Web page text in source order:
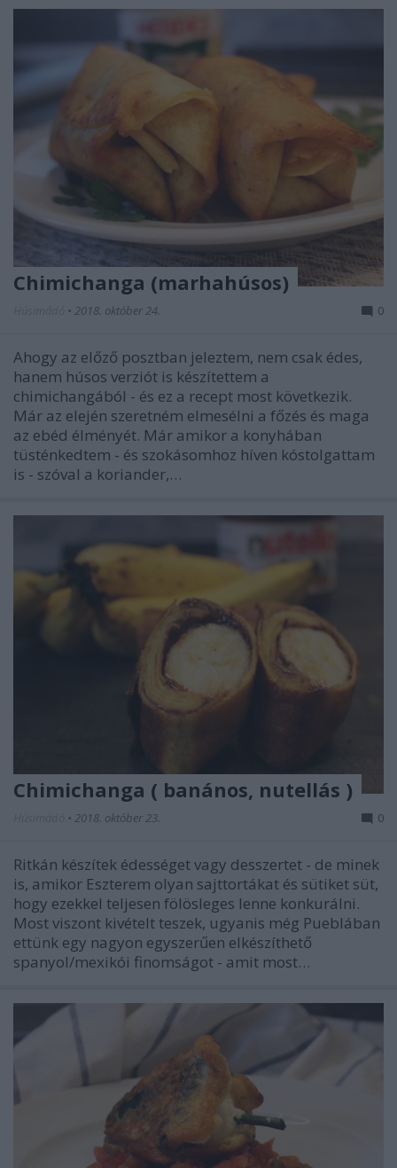
Chimichanga (marhahúsos)
• 2018. október 24. 0
Ahogy az előző posztban jeleztem, nem csak édes,
hanem húsos verziót is készítettem a
chimichangából - és ez a recept most következik.
Már az elején szeretném elmesélni a főzés és maga
az ebéd élményét. Már amikor a konyhában
tüsténkedtem - és szokásomhoz híven kóstolgattam
is - szóval a koriander,…
Chimichanga ( banános, nutellás )
• 2018. október 23. 0
Ritkán készítek édességet vagy desszertet - de minek
is, amikor Eszterem olyan sajttortákat és sütiket süt,
hogy ezekkel teljesen fölösleges lenne konkurálni.
Most viszont kivételt teszek, ugyanis még Pueblában
ettünk egy nagyon egyszerűen elkészíthető
spanyol/mexikói finomságot - amit most…